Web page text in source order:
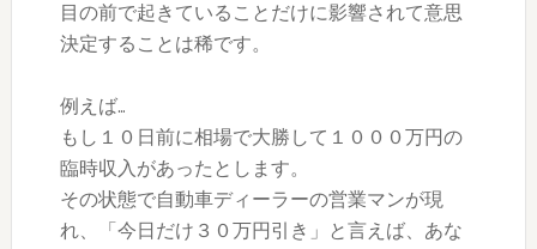
目の前で起きていることだけに影響されて意思
決定することは稀です。
例えば…
もし１０日前に相場で大勝して１０００万円の
臨時収入があったとします。
その状態で自動車ディーラーの営業マンが現
れ、「今日だけ３０万円引き」と言えば、あな